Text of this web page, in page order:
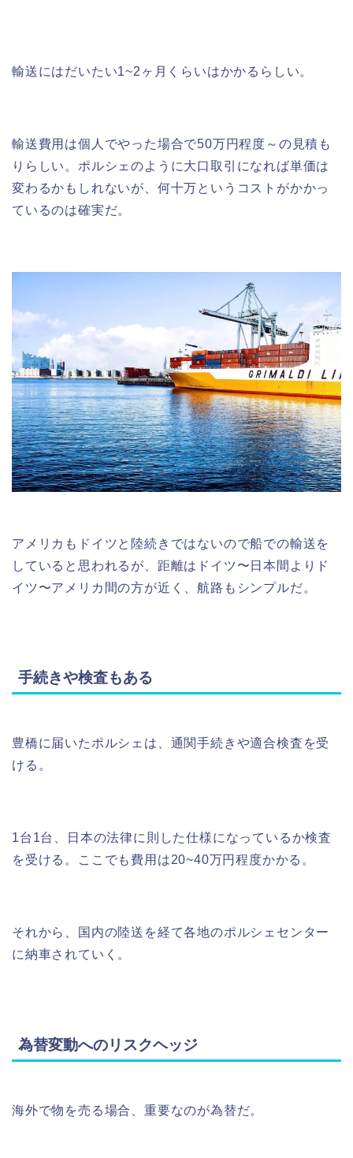
輸送にはだいたい1~2ヶ月くらいはかかるらしい。
輸送費用は個人でやった場合で50万円程度～の見積も
りらしい。ポルシェのように大口取引になれば単価は
変わるかもしれないが、何十万というコストがかかっ
ているのは確実だ。
アメリカもドイツと陸続きではないので船での輸送を
していると思われるが、距離はドイツ〜日本間よりド
イツ〜アメリカ間の方が近く、航路もシンプルだ。
手続きや検査もある
豊橋に届いたポルシェは、通関手続きや適合検査を受
ける。
1台1台、日本の法律に則した仕様になっているか検査
を受ける。ここでも費用は20~40万円程度かかる。
それから、国内の陸送を経て各地のポルシェセンター
に納車されていく。
為替変動へのリスクヘッジ
海外で物を売る場合、重要なのが為替だ。